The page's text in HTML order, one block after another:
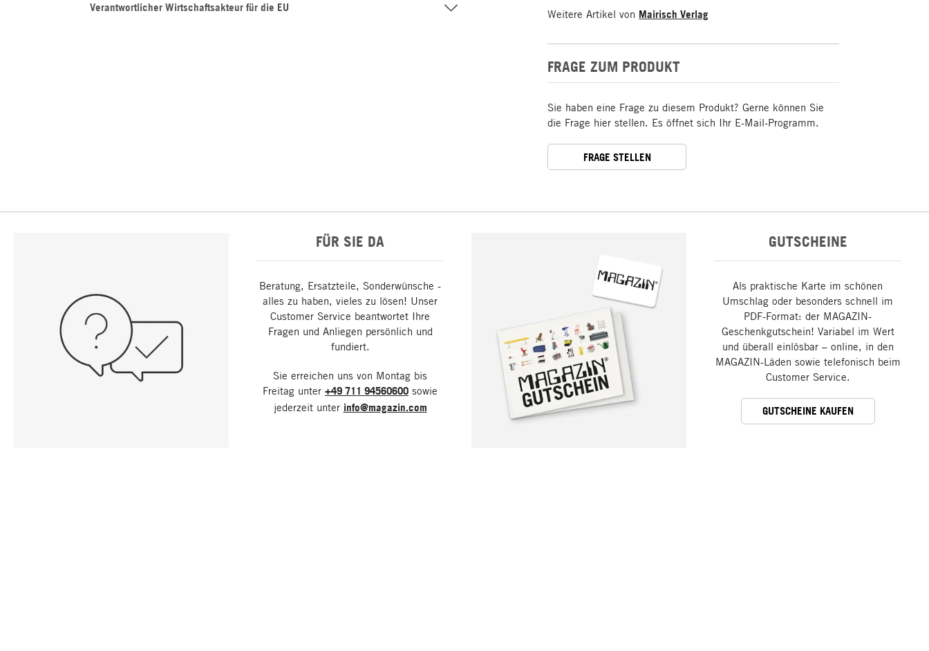
Verantwortlicher Wirtschaftsakteur für die EU Weitere Artikel von Mairisch Verlag
FRAGE ZUM PRODUKT
Sie haben eine Frage zu diesem Produkt? Gerne können Sie
die Frage hier stellen. Es öffnet sich Ihr E-Mail-Programm.
FRAGE STELLEN
FÜR SIE DA
Beratung, Ersatzteile, Sonderwünsche -
alles zu haben, vieles zu lösen! Unser
Customer Service beantwortet Ihre
Fragen und Anliegen persönlich und
fundiert.
Sie erreichen uns von Montag bis
Freitag unter +49 711 94560600 sowie
jederzeit unter info@magazin.com
GUTSCHEINE
Als praktische Karte im schönen
Umschlag oder besonders schnell im
PDF-Format: der MAGAZIN-
Geschenkgutschein! Variabel im Wert
und überall einlösbar – online, in den
MAGAZIN-Läden sowie telefonisch beim
Customer Service.
GUTSCHEINE KAUFEN